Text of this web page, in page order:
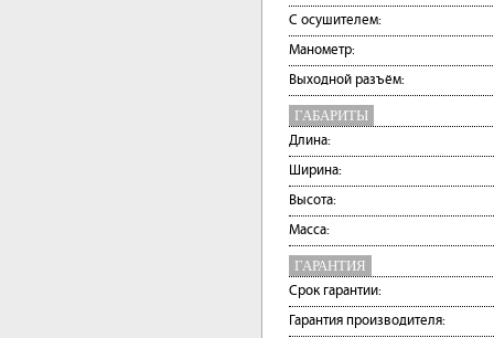
С осушителем:
Манометр:
Выходной разъём:
ГАБАРИТЫ
Длина:
Ширина:
Высота:
Масса:
ГАРАНТИЯ
Срок гарантии:
Гарантия производителя: